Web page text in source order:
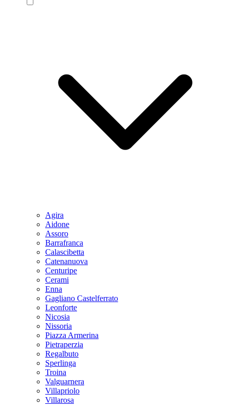
Agira
Aidone
Assoro
Barrafranca
Calascibetta
Catenanuova
Centuripe
Cerami
Enna
Gagliano Castelferrato
Leonforte
Nicosia
Nissoria
Piazza Armerina
Pietraperzia
Regalbuto
Sperlinga
Troina
Valguarnera
Villapriolo
Villarosa